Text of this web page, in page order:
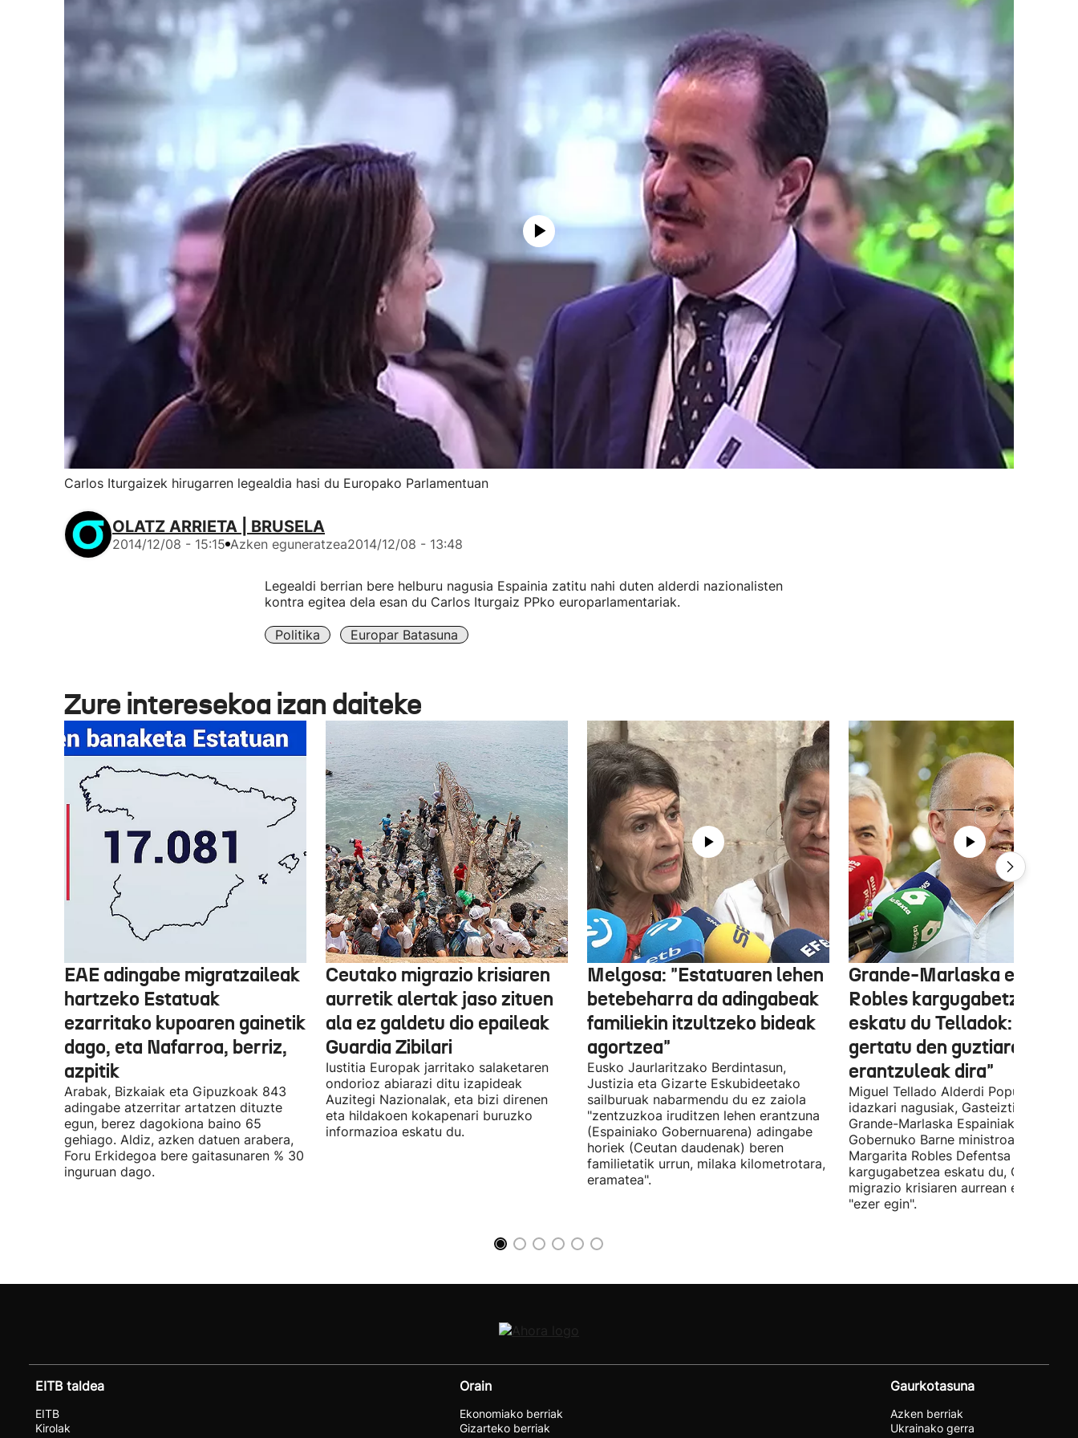
Carlos Iturgaizek hirugarren legealdia hasi du Europako Parlamentuan
OLATZ ARRIETA | BRUSELA
2014/12/08 - 15:15 Azken eguneratzea2014/12/08 - 13:48
Legealdi berrian bere helburu nagusia Espainia zatitu nahi duten alderdi nazionalisten
kontra egitea dela esan du Carlos Iturgaiz PPko europarlamentariak.
Politika Europar Batasuna
Zure interesekoa izan daiteke
EAE adingabe migratzaileak
hartzeko Estatuak
ezarritako kupoaren gainetik
dago, eta Nafarroa, berriz,
azpitik
Arabak, Bizkaiak eta Gipuzkoak 843
adingabe atzerritar artatzen dituzte
egun, berez dagokiona baino 65
gehiago. Aldiz, azken datuen arabera,
Foru Erkidegoa bere gaitasunaren % 30
inguruan dago.
Ceutako migrazio krisiaren
aurretik alertak jaso zituen
ala ez galdetu dio epaileak
Guardia Zibilari
Iustitia Europak jarritako salaketaren
ondorioz abiarazi ditu izapideak
Auzitegi Nazionalak, eta bizi direnen
eta hildakoen kokapenari buruzko
informazioa eskatu du.
Melgosa: "Estatuaren lehen
betebeharra da adingabeak
familiekin itzultzeko bideak
agortzea"
Eusko Jaurlaritzako Berdintasun,
Justizia eta Gizarte Eskubideetako
sailburuak nabarmendu du ez zaiola
"zentzuzkoa iruditzen lehen erantzuna
(Espainiako Gobernuarena) adingabe
horiek (Ceutan daudenak) beren
familietatik urrun, milaka kilometrotara,
eramatea".
Grande-Marlaska eta
Robles kargugabetzea
eskatu du Telladok:
gertatu den guztiaren
erantzuleak dira"
Miguel Tellado Alderdi Popularraren
idazkari nagusiak, Gasteiztik,
Grande-Marlaska Espainiako
Gobernuko Barne ministroa eta
Margarita Robles Defentsa ministroa
kargugabetzea eskatu du, Ceutako
migrazio krisiaren aurrean ez
"ezer egin".
EITB taldea
EITB
Kirolak
Orain
Ekonomiako berriak
Gizarteko berriak
Gaurkotasuna
Azken berriak
Ukrainako gerra